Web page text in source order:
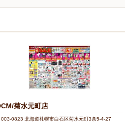
菊水元町店
003-0823 北海道札幌市白石区菊水元町3条5-4-27